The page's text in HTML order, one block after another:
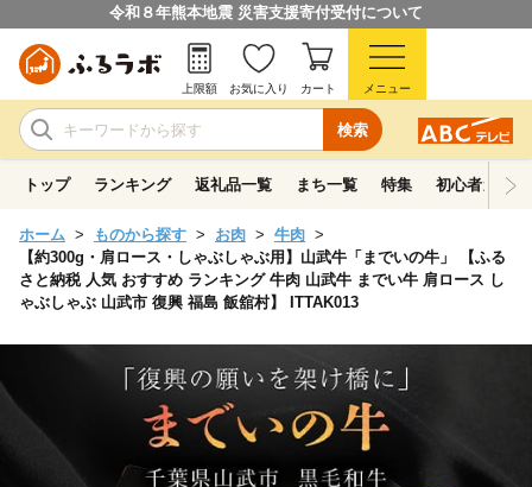
令和８年熊本地震 災害支援寄付受付について
検索
上限額 お気に入り カート メニュー
トップ ランキング 返礼品一覧 まち一覧 特集 初心者ガイド
ホーム ものから探す お肉
牛肉
【約300g・肩ロース・しゃぶしゃぶ用】山武牛「までいの牛」 【ふる
さと納税 人気 おすすめ ランキング 牛肉 山武牛 までい牛 肩ロース し
ゃぶしゃぶ 山武市 復興 福島 飯舘村】 ITTAK013